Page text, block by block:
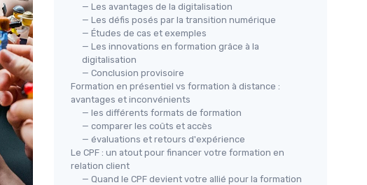
— Les avantages de la digitalisation
— Les défis posés par la transition numérique
— Études de cas et exemples
— Les innovations en formation grâce à la
digitalisation
— Conclusion provisoire
Formation en présentiel vs formation à distance :
avantages et inconvénients
— les différents formats de formation
— comparer les coûts et accès
— évaluations et retours d'expérience
Le CPF : un atout pour financer votre formation en
relation client
— Quand le CPF devient votre allié pour la formation